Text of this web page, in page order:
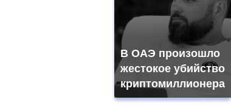
В ОАЭ произошло
жестокое убийство
криптомиллионера